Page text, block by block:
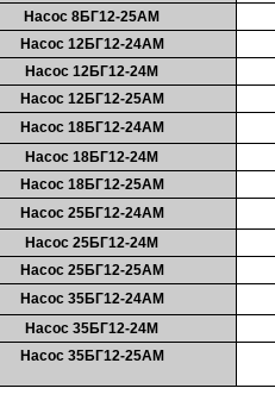
Насос 8БГ12-25АМ
Насос 12БГ12-24АМ
Насос 12БГ12-24М
Насос 12БГ12-25АМ
Насос 18БГ12-24АМ
Насос 18БГ12-24М
Насос 18БГ12-25АМ
Насос 25БГ12-24АМ
Насос 25БГ12-24М
Насос 25БГ12-25АМ
Насос 35БГ12-24АМ
Насос 35БГ12-24М
Насос 35БГ12-25АМ